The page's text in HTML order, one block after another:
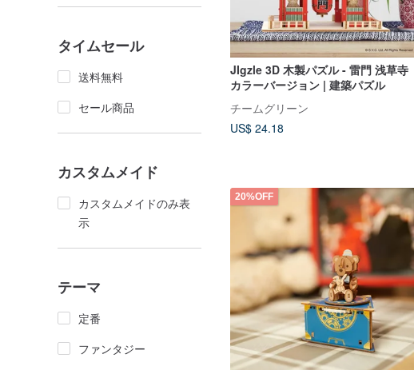
タイムセール
送料無料
セール商品
カスタムメイド
カスタムメイドのみ表
示
テーマ
定番
ファンタジー
JIgzle 3D 木製パズル - 雷門 浅草寺
カラーバージョン | 建築パズル
チームグリーン
US$ 24.18
20%OFF